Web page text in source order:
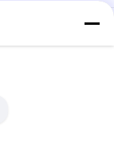
poder da grade
sistema de
da isolação